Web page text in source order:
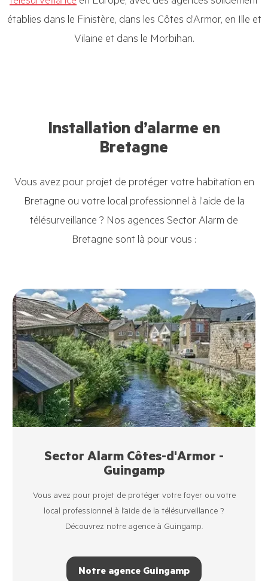
établies dans le Finistère, dans les Côtes d’Armor, en Ille et
Vilaine et dans le Morbihan.
Installation d’alarme en
Bretagne
Vous avez pour projet de protéger votre habitation en
Bretagne ou votre local professionnel à l’aide de la
télésurveillance ? Nos agences Sector Alarm de
Bretagne sont là pour vous :
Sector Alarm Côtes-d'Armor -
Guingamp
Vous avez pour projet de protéger votre foyer ou votre
local professionnel à l’aide de la télésurveillance ?
Découvrez notre agence à Guingamp.
Notre agence Guingamp